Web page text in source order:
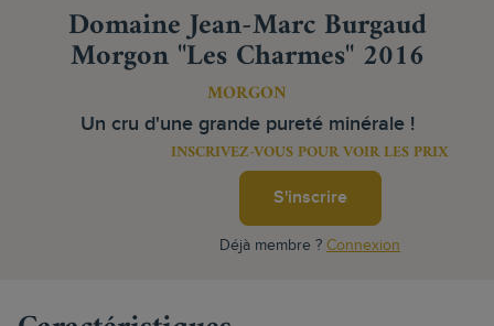
Domaine Jean-Marc Burgaud
Morgon "Les Charmes" 2016
MORGON
Un cru d'une grande pureté minérale !
INSCRIVEZ-VOUS POUR VOIR LES PRIX
S'inscrire
Déjà membre ? Connexion